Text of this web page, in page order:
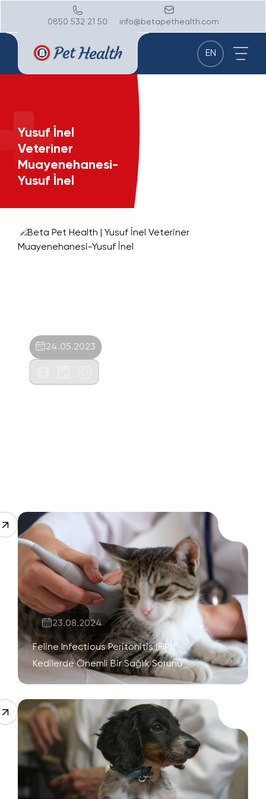
0850 532 21 50 info@betapethealth.com
EN
Yusuf İnel
Veteriner
Muayenehanesi-
Yusuf İnel
24.05.2023
23.08.2024
Feline Infectious Peritonitis (FIP):
Kedilerde Önemli Bir Sağlık Sorunu